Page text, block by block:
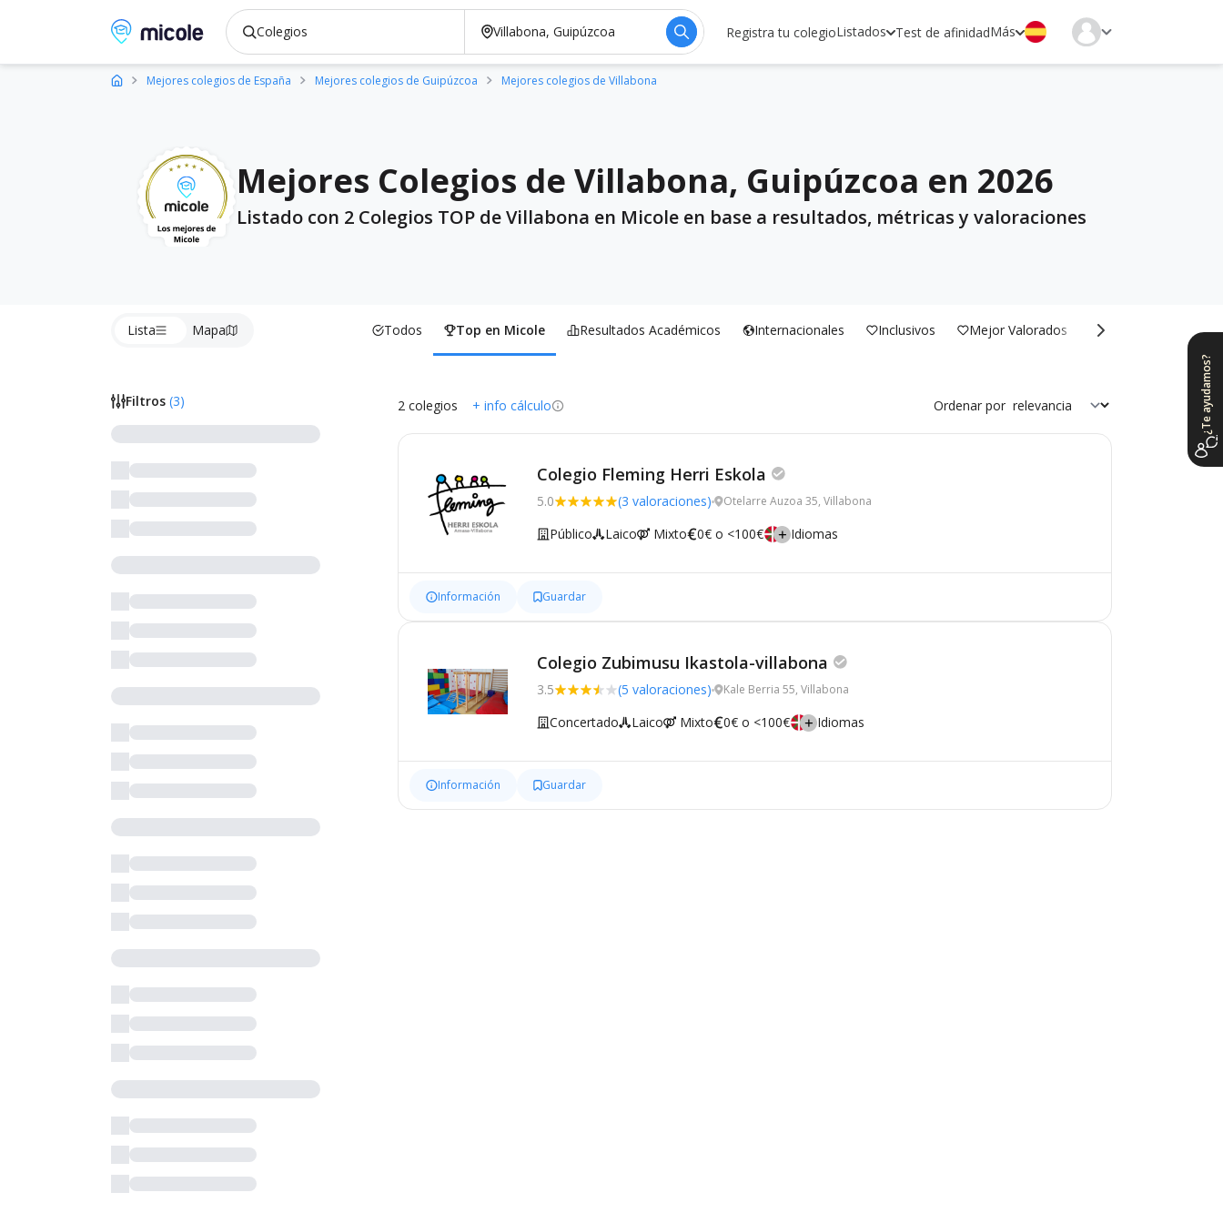
Micole, buscador de colegios Registra tu colegioListados Test de afinidadMás
Mejores colegios de España Mejores colegios de Guipúzcoa Mejores colegios de Villabona
Mejores Colegios de Villabona, Guipúzcoa en 2026
Listado con 2 Colegios TOP de Villabona en Micole en base a resultados, métricas y valoraciones
Lista Mapa Todos Top en Micole Resultados Académicos Internacionales Inclusivos Mejor Valorados
Filtros (3) 2 colegios + info cálculo Ordenar por
Colegio Fleming Herri Eskola
5.0 (3 valoraciones) Otelarre Auzoa 35, Villabona
Público Laico Mixto 0€ o <100€ Idiomas
Información Guardar
Colegio Zubimusu Ikastola-villabona
3.5 (5 valoraciones) Kale Berria 55, Villabona
Concertado Laico Mixto 0€ o <100€ Idiomas
Información Guardar
¿Te ayudamos?